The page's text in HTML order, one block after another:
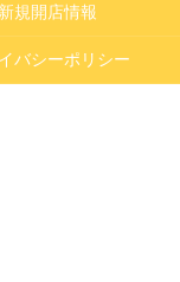
新規開店情報
バシーポリシー